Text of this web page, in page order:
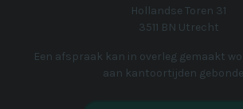
Hollandse Toren 31
3511 BN Utrecht
Een afspraak kan in overleg gemaakt
aan kantoortijden